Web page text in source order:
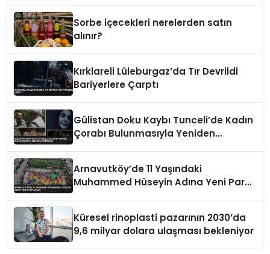
Sorbe içecekleri nerelerden satın
alınır?
Kırklareli Lüleburgaz’da Tır Devrildi
Bariyerlere Çarptı
Gülistan Doku Kaybı Tunceli’de Kadın
Çorabı Bulunmasıyla Yeniden
Arnavutköy’de 11 Yaşındaki
Muhammed Hüseyin Adına Yeni Park
Küresel rinoplasti pazarının 2030’da
9,6 milyar dolara ulaşması bekleniyor